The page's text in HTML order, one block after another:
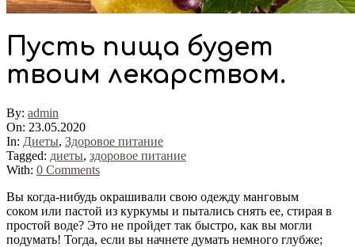
Пусть пища будет
твоим лекарством.
By: admin
On: 23.05.2020
In: Диеты, Здоровое питание
Tagged: диеты, здоровое питание
With: 0 Comments
Вы когда-нибудь окрашивали свою одежду манговым
соком или пастой из куркумы и пытались снять ее, стирая в
простой воде? Это не пройдет так быстро, как вы могли
подумать! Тогда, если вы начнете думать немного глубже;